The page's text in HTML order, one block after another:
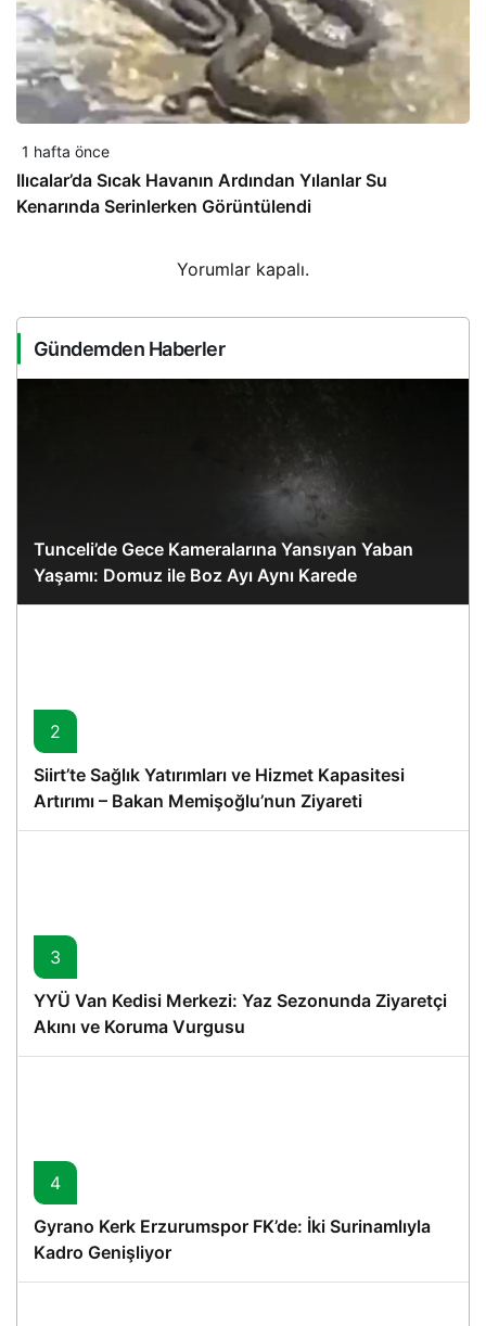
1 hafta önce
Ilıcalar’da Sıcak Havanın Ardından Yılanlar Su
Kenarında Serinlerken Görüntülendi
Yorumlar kapalı.
Gündemden Haberler
Tunceli’de Gece Kameralarına Yansıyan Yaban
Yaşamı: Domuz ile Boz Ayı Aynı Karede
2
Siirt’te Sağlık Yatırımları ve Hizmet Kapasitesi
Artırımı – Bakan Memişoğlu’nun Ziyareti
3
YYÜ Van Kedisi Merkezi: Yaz Sezonunda Ziyaretçi
Akını ve Koruma Vurgusu
4
Gyrano Kerk Erzurumspor FK’de: İki Surinamlıyla
Kadro Genişliyor